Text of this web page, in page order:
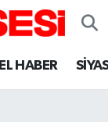
HABER